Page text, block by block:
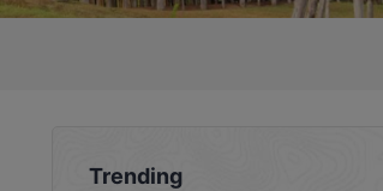
Trending